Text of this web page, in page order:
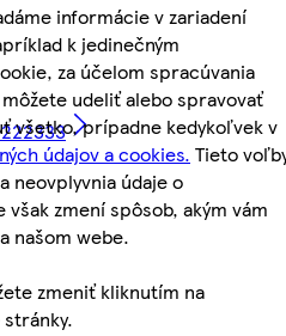
informácie v zariadení
k jedinečným
za účelom spracúvania
udeliť alebo spravovať
všetko, prípadne kedykoľvek v
údajov a cookies. Tieto
neovplyvnia údaje o
zmení spôsob, akým vám
našom webe.
zmeniť kliknutím na